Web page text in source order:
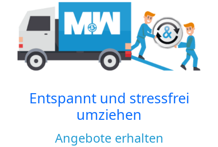
Entspannt und stressfrei
umziehen
Angebote erhalten